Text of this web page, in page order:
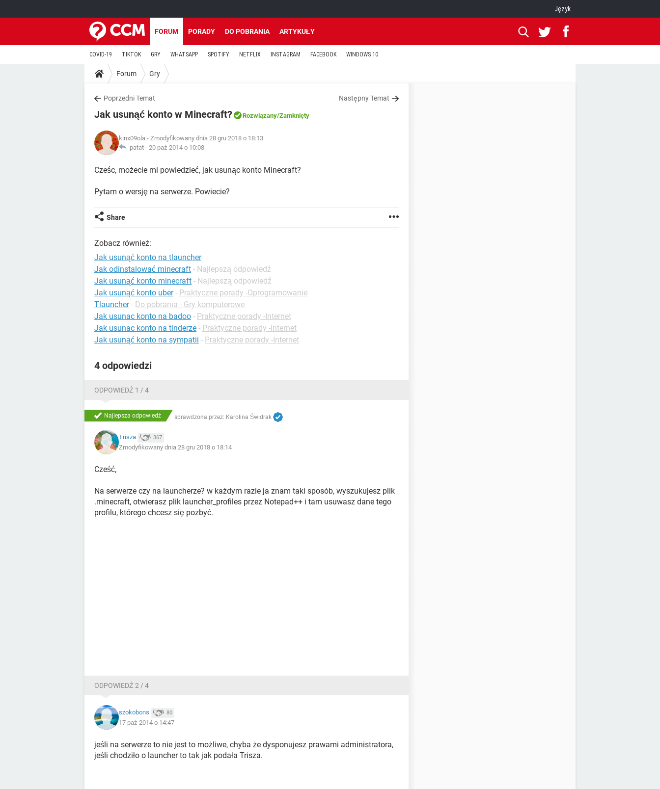
Język
FORUM PORADY DO POBRANIA ARTYKUŁY
COVID-19 TIKTOK GRY WHATSAPP SPOTIFY NETFLIX INSTAGRAM FACEBOOK WINDOWS 10
Forum Gry
Poprzedni Temat Następny Temat
Jak usunąć konto w Minecraft? Rozwiązany/Zamknięty
kinx09ola - Zmodyfikowany dnia 28 gru 2018 o 18:13
patat - 20 paź 2014 o 10:08
Cześc, możecie mi powiedzieć, jak usunąc konto Minecraft?
Pytam o wersję na serwerze. Powiecie?
Share
Zobacz również:
Jak usunąć konto na tlauncher
Jak odinstalować minecraft - Najlepszą odpowiedź
Jak usunąć konto minecraft - Najlepszą odpowiedź
Jak usunąć konto uber - Praktyczne porady -Oprogramowanie
Tlauncher - Do pobrania - Gry komputerowe
Jak usunac konto na badoo - Praktyczne porady -Internet
Jak usunac konto na tinderze - Praktyczne porady -Internet
Jak usunąć konto na sympatii - Praktyczne porady -Internet
4 odpowiedzi
ODPOWIEDŹ 1 / 4
Najlepsza odpowiedź sprawdzona przez: Karolina Świdrak
Trisza 367
Zmodyfikowany dnia 28 gru 2018 o 18:14
Cześć,
Na serwerze czy na launcherze? w każdym razie ja znam taki sposób, wyszukujesz plik
.minecraft, otwierasz plik launcher_profiles przez Notepad++ i tam usuwasz dane tego
profilu, którego chcesz się pozbyć.
ODPOWIEDŹ 2 / 4
szokobons 80
17 paź 2014 o 14:47
jeśli na serwerze to nie jest to możliwe, chyba że dysponujesz prawami administratora,
jeśli chodziło o launcher to tak jak podała Trisza.